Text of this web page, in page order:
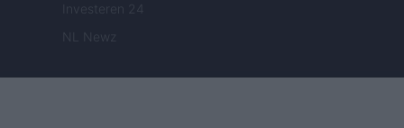
Investeren 24
NL Newz